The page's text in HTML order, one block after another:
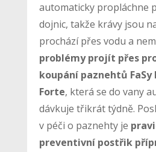
automaticky propláchne
dojnic, takže krávy jsou
prochází přes vodu a
problémy projít přes
koupání paznehtů
Forte, která se do vany
dávkuje třikrát týdně.
v péči o paznehty je
preventivní postřik